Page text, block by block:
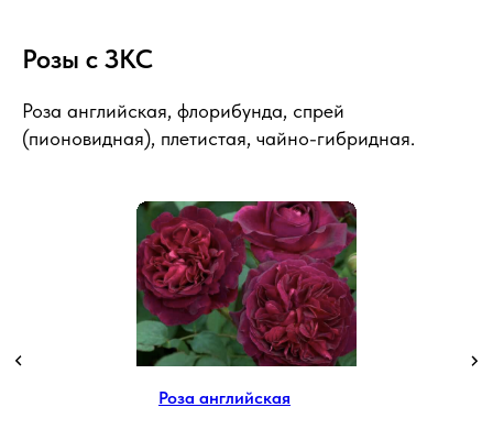
Розы с ЗКС
Роза английская, флорибунда, спрей
(пионовидная), плетистая, чайно-гибридная.
Роза английская